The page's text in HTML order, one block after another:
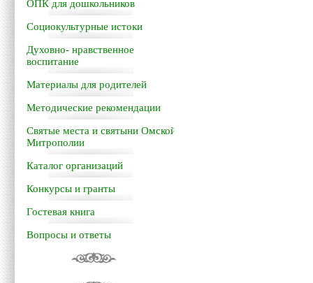
ОПК для дошкольников
Социокультурные истоки
Духовно- нравственное
воспитание
Материалы для родителей
Методические рекомендации
Святые места и святыни Омской
Митрополии
Каталог организаций
Конкурсы и гранты
Гостевая книга
Вопросы и ответы